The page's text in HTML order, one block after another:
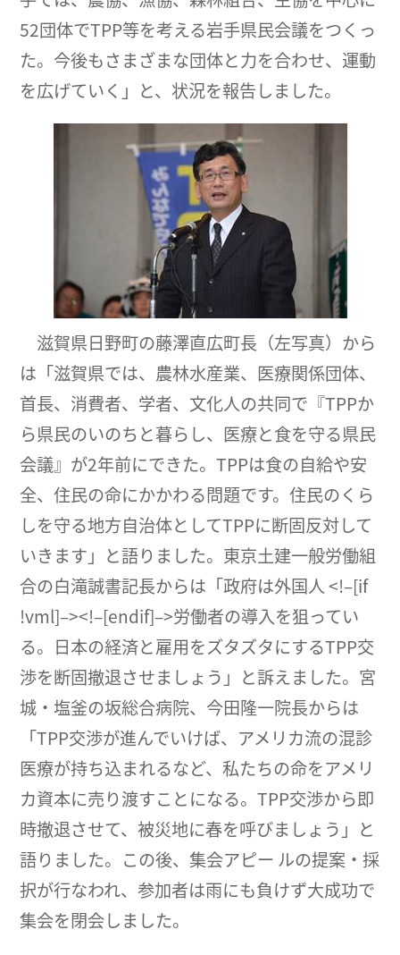
52団体でTPP等を考える岩手県民会議をつくっ
た。今後もさまざまな団体と力を合わせ、運動
を広げていく」と、状況を報告しました。
滋賀県日野町の藤澤直広町長（左写真）から
は「滋賀県では、農林水産業、医療関係団体、
首長、消費者、学者、文化人の共同で『TPPか
ら県民のいのちと暮らし、医療と食を守る県民
会議』が2年前にできた。TPPは食の自給や安
全、住民の命にかかわる問題です。住民のくら
しを守る地方自治体としてTPPに断固反対して
いきます」と語りました。東京土建一般労働組
合の白滝誠書記長からは「政府は外国人 <!–[if
!vml]–><!–[endif]–>労働者の導入を狙ってい
る。日本の経済と雇用をズタズタにするTPP交
渉を断固撤退させましょう」と訴えました。宮
城・塩釜の坂総合病院、今田隆一院長からは
「TPP交渉が進んでいけば、アメリカ流の混診
医療が持ち込まれるなど、私たちの命をアメリ
カ資本に売り渡すことになる。TPP交渉から即
時撤退させて、被災地に春を呼びましょう」と
語りました。この後、集会アピー ルの提案・採
択が行なわれ、参加者は雨にも負けず大成功で
集会を閉会しました。